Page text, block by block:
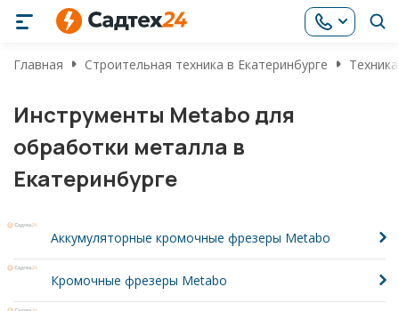
Главная Строительная техника в Екатеринбурге
Инструменты Metabo для
обработки металла в
Екатеринбурге
Аккумуляторные кромочные фрезеры Metabo
Кромочные фрезеры Metabo